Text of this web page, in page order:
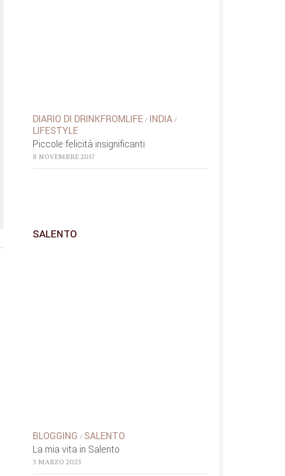
DIARIO DI DRINKFROMLIFE / INDIA /
LIFESTYLE
Piccole felicità insignificanti
8 NOVEMBRE 2017
SALENTO
BLOGGING / SALENTO
La mia vita in Salento
3 MARZO 2023